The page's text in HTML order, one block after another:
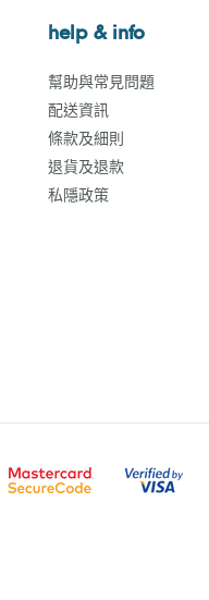
help & info
幫助與常見問題
配送資訊
條款及細則
退貨及退款
私隱政策